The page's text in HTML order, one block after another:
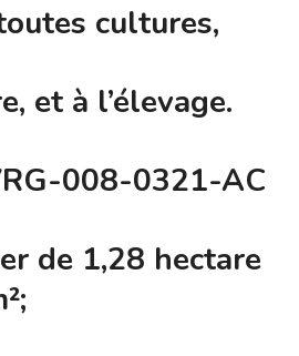
cultures,
et à l’élevage.
008-0321-AC
de 1,28 hectare